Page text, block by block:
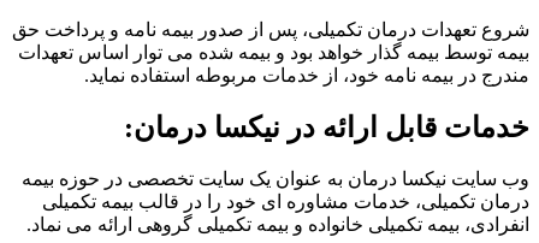
شروع تعهدات درمان تکمیلی، پس از صدور بیمه نامه و پرداخت حق
بیمه توسط بیمه گذار خواهد بود و بیمه شده می توار اساس تعهدات
مندرج در بیمه نامه خود، از خدمات مربوطه استفاده نماید.
خدمات قابل ارائه در نیکسا درمان:
وب سایت نیکسا درمان به عنوان یک سایت تخصصی در حوزه بیمه
درمان تکمیلی، خدمات مشاوره ای خود را در قالب بیمه تکمیلی
انفرادی، بیمه تکمیلی خانواده و بیمه تکمیلی گروهی ارائه می نماد.